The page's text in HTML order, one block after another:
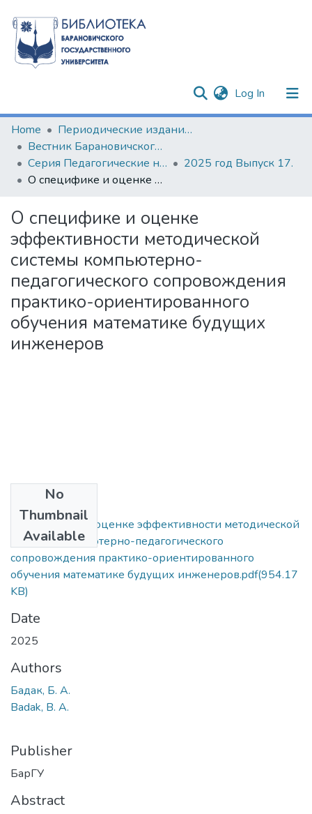
Log In (current)
Communities & Collections
All of DSpace
Statistics
Home
Периодические издания БарГУ
Вестник Барановичского государственного университета
Серия Педагогические науки. Психологические науки. Филологические науки (литературоведение)
2025 год Выпуск 17.
О специфике и оценке эффективности методической системы компьютерно-педагогического сопровождения практико-ориентированного обучения математике будущих инженеров
О специфике и оценке
эффективности методической
системы компьютерно-
педагогического сопровождения
практико-ориентированного
обучения математике будущих
инженеров
No
Thumbnail
Available
О специфике и оценке эффективности методической
системы компьютерно-педагогического
сопровождения практико-ориентированного
обучения математике будущих инженеров.pdf(954.17
KB)
Date
2025
Authors
Бадак, Б. А.
Badak, B. A.
Publisher
БарГУ
Abstract